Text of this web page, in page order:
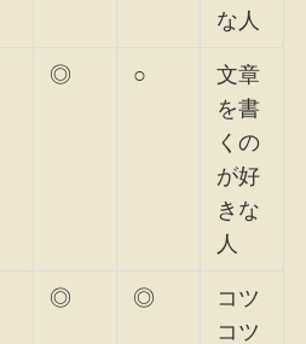
な人
◎ ○
文章
を書
くの
が好
きな
人
◎ ◎
コツ
コツ